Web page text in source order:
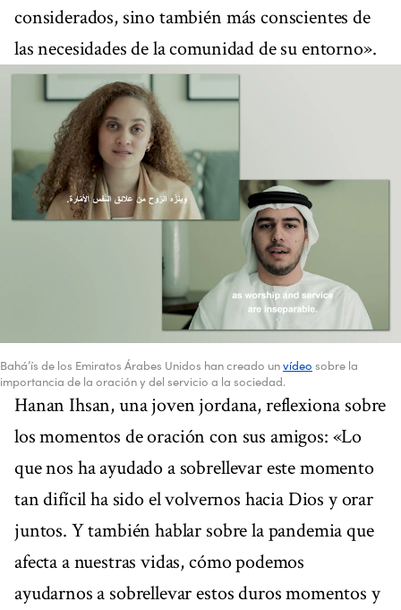
considerados, sino también más conscientes de
las necesidades de la comunidad de su entorno».
Bahá’ís de los Emiratos Árabes Unidos han creado unvídeo sobre la
importancia de la oración y del servicio a la sociedad.
Hanan Ihsan, una joven jordana, reflexiona sobre
los momentos de oración con sus amigos: «Lo
que nos ha ayudado a sobrellevar este momento
tan difícil ha sido el volvernos hacia Dios y orar
juntos. Y también hablar sobre la pandemia que
afecta a nuestras vidas, cómo podemos
ayudarnos a sobrellevar estos duros momentos y